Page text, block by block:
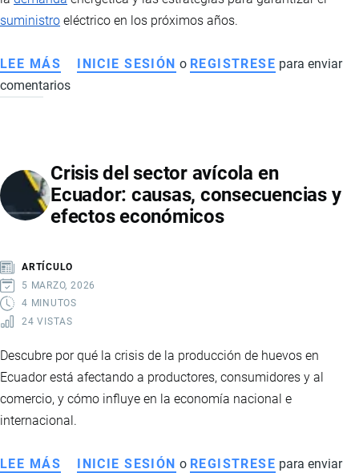
INDUSTRIA
CHOCOLATERA
suministro eléctrico en los próximos años.
LEE MÁS SOBRE
MINERÍA
QUE
IMPULSARÁN
LA
EL
DESAFÍO
DE
AUTOGENERACIÓN
INICIE SESIÓN o REGISTRESE para enviar
comentarios
Crisis del sector avícola en
Ecuador: causas, consecuencias y
efectos económicos
ARTÍCULO
5 MARZO, 2026
4 MINUTOS
24 VISTAS
Descubre por qué la crisis de la producción de huevos en
Ecuador está afectando a productores, consumidores y al
comercio, y cómo influye en la economía nacional e
internacional.
LEE MÁS SOBRE
INICIE SESIÓN o REGISTRESE para enviar